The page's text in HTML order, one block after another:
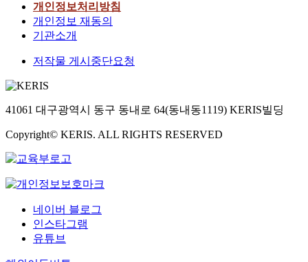
개인정보처리방침
개인정보 재동의
기관소개
저작물 게시중단요청
41061 대구광역시 동구 동내로 64(동내동1119) KERIS빌딩
Copyright© KERIS. ALL RIGHTS RESERVED
네이버 블로그
인스타그램
유튜브